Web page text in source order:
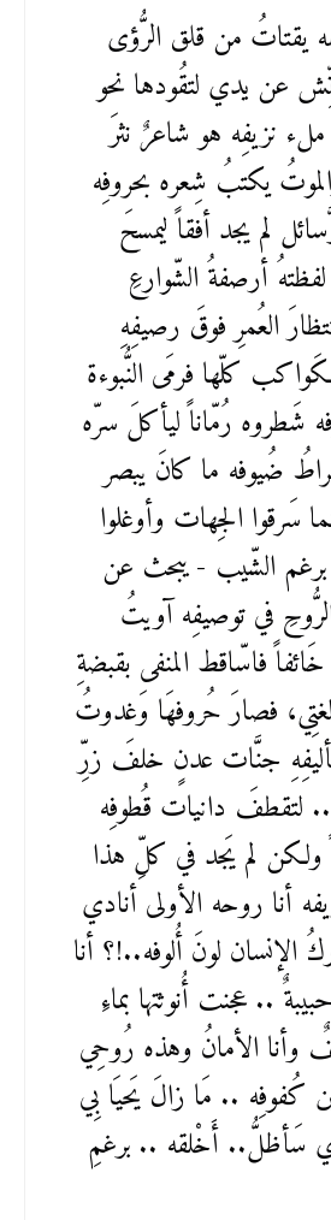
يقتاتُ من قلق الرُّؤى
عن يدي لتقُودها نحو
نزيفِه هو شاعرٌ نثرَ
يكتبُ شِعره بحروفِه
لم يجد أفقاً ليمسحَ
أرصفةُ الشّوارعِ
العُمرِ فوقَ رصيفِهِ
كلّها فرمَى النُّبوءة
شَطروه رُمّاناً ليأكلَ سرّه
ضُيوفه ما كانَ يبصر
سَرقوا الجِهات وأوغلوا
الشّيب - يبحث عن
في توصيفِه آويتُ
فاسّاقط المنفى بقبضةِ
فصارَ حُروفهَا وَغدوتُ
جنَّات عدنٍ خلفَ زرِّ
لتقطفَ دانيات قُطوفِه
ولكن لم يَجد في كلِّ هذا
أنا روحه الأولى أنادي
لونَ أُلوفه..!؟ أنا
.. عجنت أُنوثتها بماءِ
وأنا الأمانُ وهذه رُوحِي
كُفوفِه .. مَا زالَ يَحيَا بِي
سَأظلُّ.. أَخْلقه .. برغمِ